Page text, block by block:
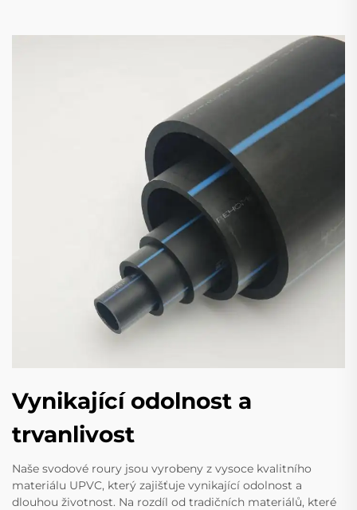
Vynikající odolnost a
trvanlivost
Naše svodové roury jsou vyrobeny z vysoce kvalitního
materiálu UPVC, který zajišťuje vynikající odolnost a
dlouhou životnost. Na rozdíl od tradičních materiálů, které